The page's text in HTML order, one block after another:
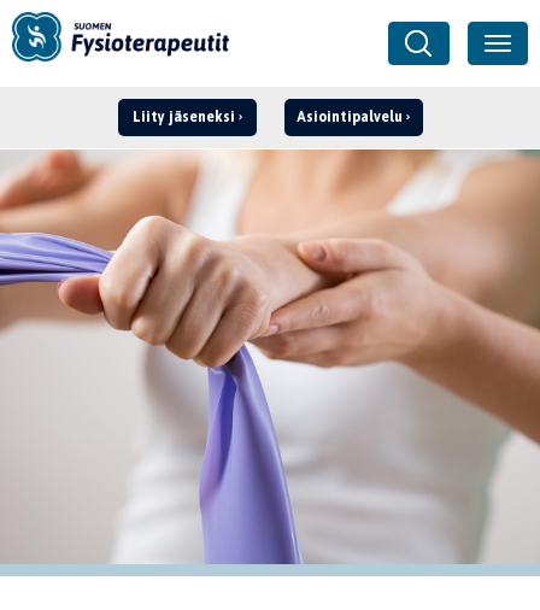
Liity jäseneksi Asiointipalvelu
Kirjaudu ›